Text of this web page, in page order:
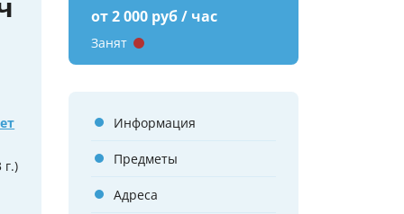
г.)
от 2 000 руб / час
Занят
Информация
Предметы
Адреса